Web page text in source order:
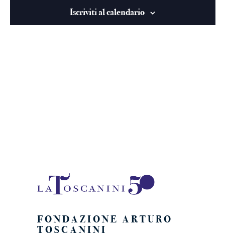
Iscriviti al calendario
FONDAZIONE ARTURO
TOSCANINI